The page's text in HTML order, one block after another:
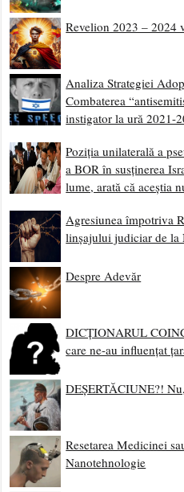
Revelion 2023 –
Analiza Strategiei
Combaterea
instigator la ură 2021-
Poziția unilaterală a
a BOR în susținerea
lume, arată că aceștia
Agresiunea împotriva
linșajului judiciar de la
Despre Adevăr
DICȚIONARUL
care ne-au influențat
DEȘERTĂCIUNE?!
Resetarea Medicinei
Nanotehnologie